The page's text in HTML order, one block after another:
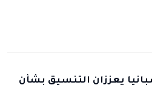
يعززان التنسيق بشأن